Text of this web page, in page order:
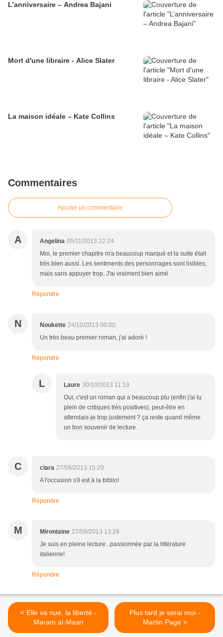
L’anniversaire – Andrea Bajani
Mort d'une libraire - Alice Slater
La maison idéale – Kate Collins
Commentaires
Ajouter un commentaire
A Angelina 05/11/2013 22:24
Moi, le premier chapitre m'a beaucoup marqué et la suite était
très bien aussi. Les sentiments des personnages sont lisibles;
mais sans appuyer trop. J'ai vraiment bien aimé
Répondre
N Noukette 24/10/2013 00:00
Un très beau premier roman, j'ai adoré !
Répondre
L Laure 30/10/2013 11:13
Oui, c'est un roman qui a beaucoup plu (enfin j'ai lu
plein de critiques très positives), peut-être en
attendais-je trop justement ? ça reste quand même
un bon souvenir de lecture.
C clara 27/09/2013 15:20
A l'occasion s'il est à la biblio!
Répondre
M Mirontaine 27/09/2013 13:28
Je suis en pleine lecture...passionnée par la littérature
italienne!
Répondre
< Elle va nue, la liberté -
Maram al-Masri
Plus tard je serai moi -
Martin Page >